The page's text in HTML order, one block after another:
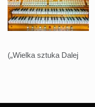
(„Wielka sztuka Dalej